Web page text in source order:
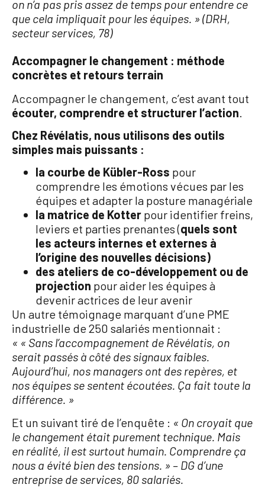
on n’a pas pris assez de temps pour entendre ce
que cela impliquait pour les équipes. » (DRH,
secteur services, 78)
Accompagner le changement : méthode
concrètes et retours terrain
Accompagner le changement, c’est avant tout
écouter, comprendre et structurer l’action
Chez Révélatis, nous utilisons des outils
simples mais puissants :
la courbe de Kübler-Ross pour
comprendre les émotions vécues par les
équipes et adapter la posture managériale
la matrice de Kotter pour identifier freins,
leviers et parties prenantes (quels sont
les acteurs internes et externes à
l’origine des nouvelles décisions)
des ateliers de co-développement ou de
projection pour aider les équipes à
devenir actrices de leur avenir
Un autre témoignage marquant d’une PME
industrielle de 250 salariés mentionnait :
« « Sans l’accompagnement de Révélatis, on
serait passés à côté des signaux faibles.
Aujourd’hui, nos managers ont des repères, et
nos équipes se sentent écoutées. Ça fait toute la
différence. »
Et un suivant tiré de l’enquête : « On croyait que
le changement était purement technique. Mais
en réalité, il est surtout humain. Comprendre ça
nous a évité bien des tensions. » – DG d’une
entreprise de services, 80 salariés.